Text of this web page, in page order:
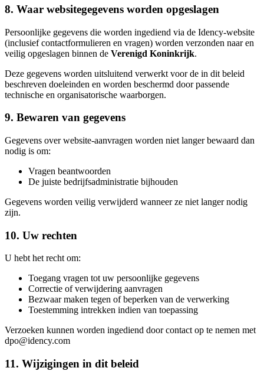
8. Waar websitegegevens worden opgeslagen
Persoonlijke gegevens die worden ingediend via de Idency-website
(inclusief contactformulieren en vragen) worden verzonden naar en
veilig opgeslagen binnen de Verenigd Koninkrijk.
Deze gegevens worden uitsluitend verwerkt voor de in dit beleid
beschreven doeleinden en worden beschermd door passende
technische en organisatorische waarborgen.
9. Bewaren van gegevens
Gegevens over website-aanvragen worden niet langer bewaard dan
nodig is om:
Vragen beantwoorden
De juiste bedrijfsadministratie bijhouden
Gegevens worden veilig verwijderd wanneer ze niet langer nodig
zijn.
10. Uw rechten
U hebt het recht om:
Toegang vragen tot uw persoonlijke gegevens
Correctie of verwijdering aanvragen
Bezwaar maken tegen of beperken van de verwerking
Toestemming intrekken indien van toepassing
Verzoeken kunnen worden ingediend door contact op te nemen met
dpo@idency.com
11. Wijzigingen in dit beleid